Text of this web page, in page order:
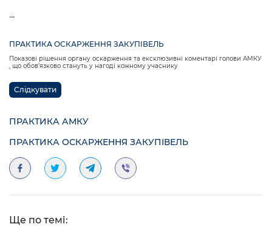
...
ПРАКТИКА ОСКАРЖЕННЯ ЗАКУПІВЕЛЬ
Показові рішення органу оскарження та ексклюзивні коментарі голови АМКУ
, що обов’язково стануть у нагоді кожному учаснику
Слідкувати
ПРАКТИКА АМКУ
ПРАКТИКА ОСКАРЖЕННЯ ЗАКУПІВЕЛЬ
Ще по темі: